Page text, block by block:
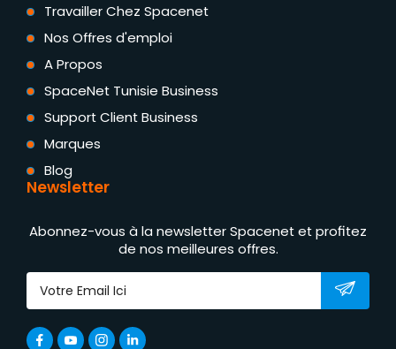
Travailler Chez Spacenet
Nos Offres d'emploi
A Propos
SpaceNet Tunisie Business
Support Client Business
Marques
Blog
Newsletter
Abonnez-vous à la newsletter Spacenet et profitez
de nos meilleures offres.